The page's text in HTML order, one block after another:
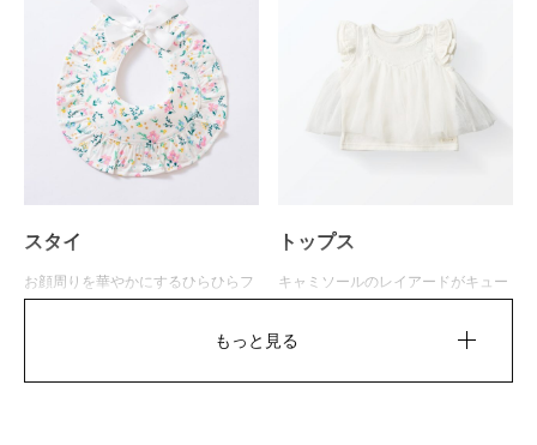
スタイ
お顔周りを華やかにするひらひらフ
は吸水性の高いガーゼパイル生地を
トップス
キャミソールのレイアードがキュー
ワイトでボトムとも相性抜群。
もっと見る